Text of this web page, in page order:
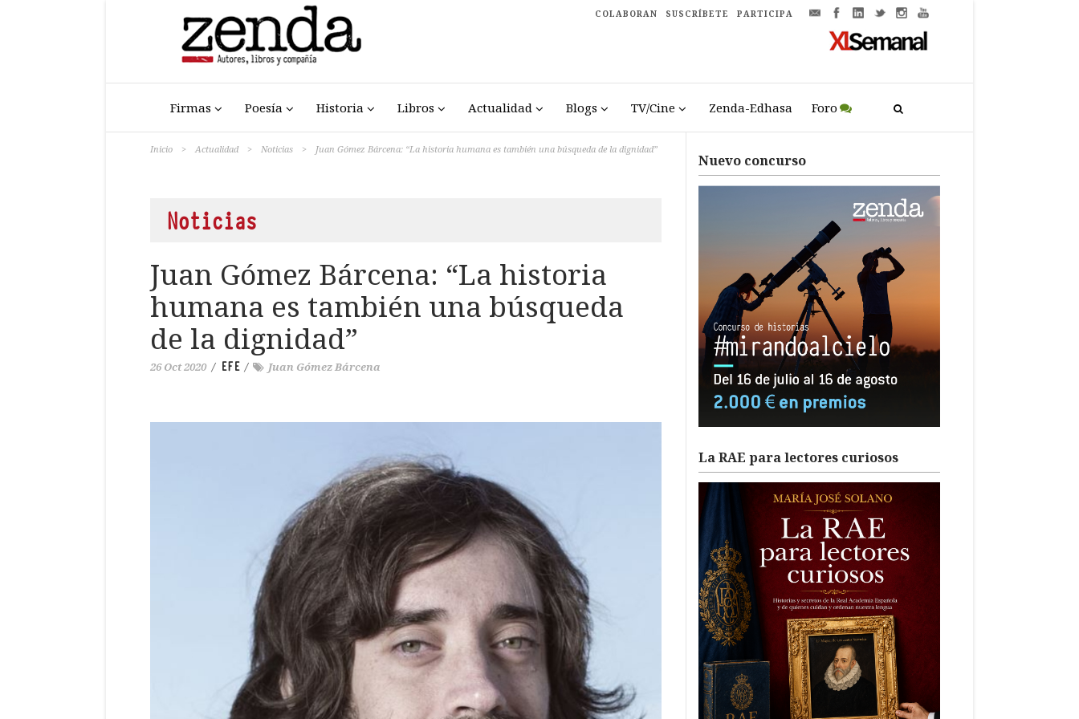
COLABORAN SUSCRÍBETE PARTICIPA
Firmas Poesía Historia Libros Actualidad Blogs TV/Cine Zenda-Edhasa Foro
Inicio > Actualidad > Noticias > Juan Gómez Bárcena: “La historia humana es también una búsqueda de la dignidad”
Noticias
Juan Gómez Bárcena: “La historia
humana es también una búsqueda
de la dignidad”
26 Oct 2020 / EFE / Juan Gómez Bárcena
Nuevo concurso
La RAE para lectores curiosos